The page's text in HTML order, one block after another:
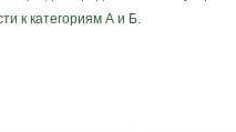
к категориям А и Б.